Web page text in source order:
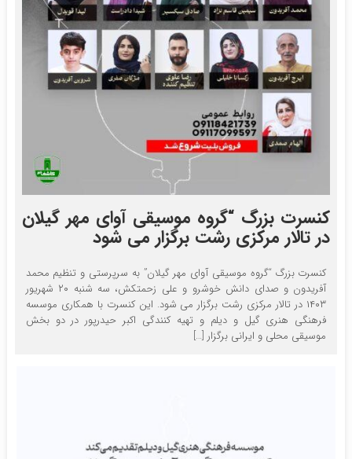
کنسرت بزرگ “گروه موسیقی آوای مهر گیلان
در تالار مرکزی رشت برگزار می شود
کنسرت بزرگ “گروه موسیقی آوای مهر گیلان” به سرپرستی و تنظیم محمد
آفریدون و صدای دانش خوشرو و علی زحمتکش، سه شنبه ۲۰ شهریور
۱۴۰۳ در تالار مرکزی رشت برگزار می شود. این کنسرت با همکاری موسسه
فرهنگی هنری گیل و دیلم و تهیه کنندگی اکبر حیدرپور در دو بخش
موسیقی محلی و ایرانی برگزار […]